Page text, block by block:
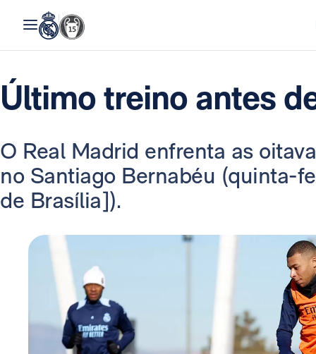
Último treino antes
O Real Madrid enfrenta as
no Santiago Bernabéu (quinta-
de Brasília]).